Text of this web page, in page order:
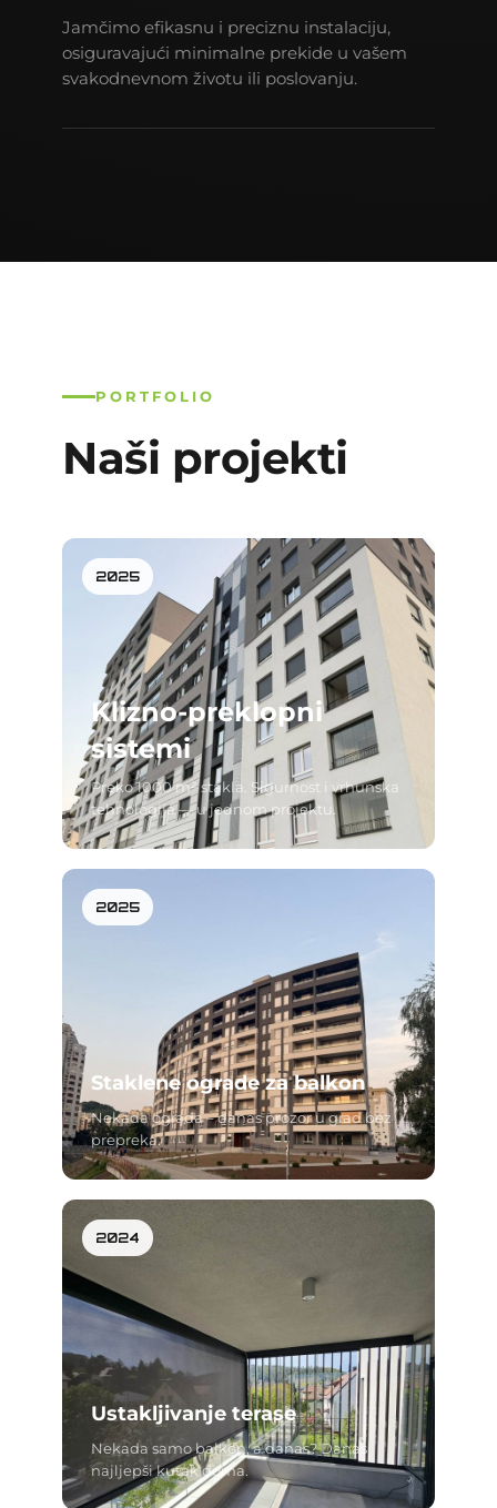
Jamčimo efikasnu i preciznu instalaciju,
osiguravajući minimalne prekide u vašem
svakodnevnom životu ili poslovanju.
PORTFOLIO
Naši projekti
2025
Klizno-preklopni
sistemi
Preko 1000 m² stakla. Sigurnost i vrhunska
tehnologija — u jednom projektu.
2025
Staklene ograde za balkon
Nekada ograda – danas prozor u grad bez
prepreka.
2024
Ustakljivanje terase
Nekada samo balkon, a danas? Danas
najljepši kutak doma.